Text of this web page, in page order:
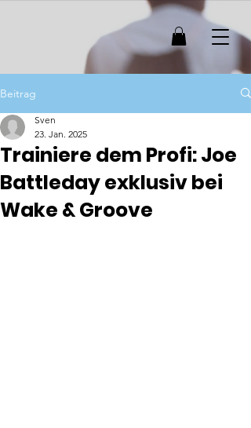
Beitrag
Trainiere dem Profi: Joe
Battleday exklusiv bei
Wake & Groove
Sven
23. Jan. 2025